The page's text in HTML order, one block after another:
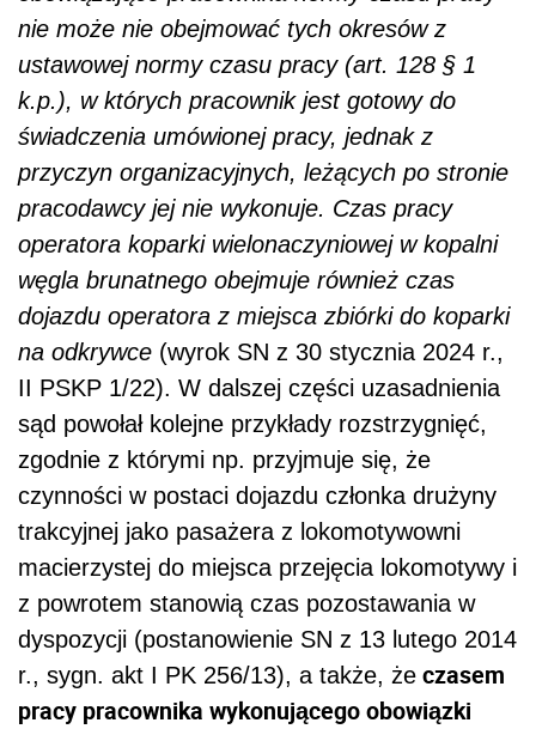
nie może nie obejmować tych okresów z
ustawowej normy czasu pracy (art. 128 § 1
k.p.), w których pracownik jest gotowy do
świadczenia umówionej pracy, jednak z
przyczyn organizacyjnych, leżących po stronie
pracodawcy jej nie wykonuje. Czas pracy
operatora koparki wielonaczyniowej w kopalni
węgla brunatnego obejmuje również czas
dojazdu operatora z miejsca zbiórki do koparki
na odkrywce (wyrok SN z 30 stycznia 2024 r.,
II PSKP 1/22). W dalszej części uzasadnienia
sąd powołał kolejne przykłady rozstrzygnięć,
zgodnie z którymi np. przyjmuje się, że
czynności w postaci dojazdu członka drużyny
trakcyjnej jako pasażera z lokomotywowni
macierzystej do miejsca przejęcia lokomotywy i
z powrotem stanowią czas pozostawania w
dyspozycji (postanowienie SN z 13 lutego 2014
r., sygn. akt I PK 256/13), a także, że czasem
pracy pracownika wykonującego obowiązki